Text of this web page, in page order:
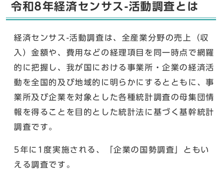
令和8年経済センサス-活動調査とは
経済センサス-活動調査は、全産業分野の売上（収
入）金額や、費用などの経理項目を同一時点で網羅
的に把握し、我が国における事業所・企業の経済活
動を全国的及び地域的に明らかにするとともに、事
業所及び企業を対象とした各種統計調査の母集団情
報を得ることを目的とした統計法に基づく基幹統計
調査です。
5年に1度実施される、「企業の国勢調査」ともい
える調査です。